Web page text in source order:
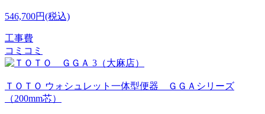
546,700円(税込)
工事費
コミコミ
ＴＯＴＯ ウォシュレット一体型便器 ＧＧＡシリーズ
（200mm芯）